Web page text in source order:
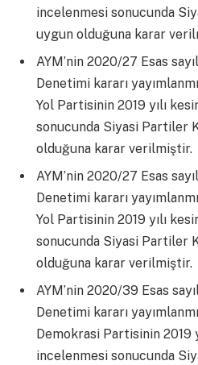
incelenmesi sonucunda
uygun olduğuna karar
AYM’nin 2020/27 Esas
Denetimi kararı
Yol Partisinin 2019 yılı
sonucunda Siyasi Partiler
olduğuna karar verilmiştir.
AYM’nin 2020/27 Esas
Denetimi kararı
Yol Partisinin 2019 yılı
sonucunda Siyasi Partiler
olduğuna karar verilmiştir.
AYM’nin 2020/39 Esas
Denetimi kararı
Demokrasi Partisinin 2019
incelenmesi sonucunda